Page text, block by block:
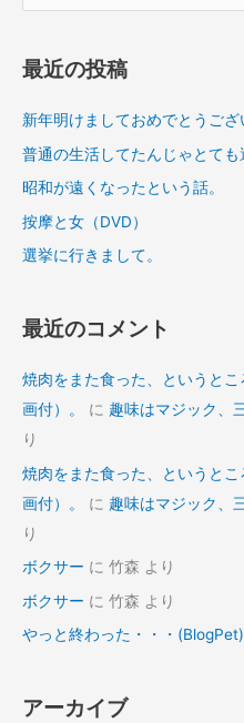
象
最近の投稿
新年明けましておめでとうござ
普通の生活してたんじゃとても
昭和が遠くなったという話。
按摩と女（DVD）
選挙に行きまして。
最近のコメント
焼肉をまた食った、というと
画付）。
に 趣味はマジック、
り
焼肉をまた食った、というと
画付）。
に 趣味はマジック、
り
ボクサー に 竹森 より
ボクサー に 竹森 より
やっと終わった・・・(BlogPet)
アーカイブ